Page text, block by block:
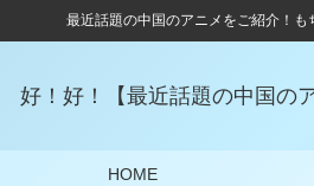
最近話題の中国のアニメをご紹介！も
好！好！【最近話題の中国の
HOME